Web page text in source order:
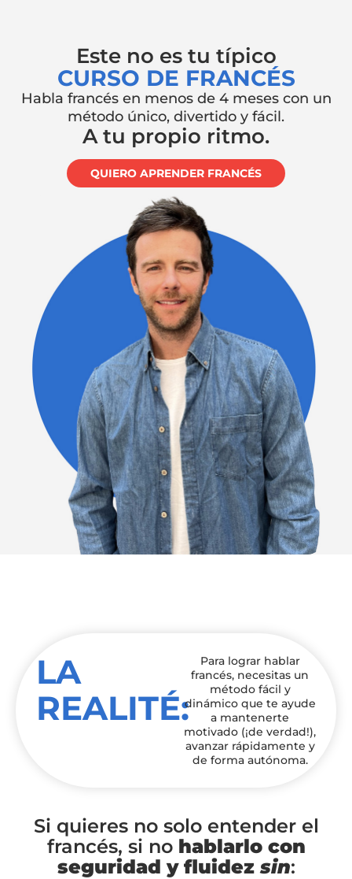
Este no es tu típico
CURSO DE FRANCÉS
Habla francés en menos de 4 meses con un
método único, divertido y fácil.
A tu propio ritmo.
QUIERO APRENDER FRANCÉS
LA
REALITÉ:
Para lograr hablar
francés, necesitas un
método fácil y
dinámico que te ayude
a mantenerte
motivado (¡de verdad!),
avanzar rápidamente y
de forma autónoma.
Si quieres no solo entender el
francés, si no hablarlo con
seguridad y fluidezsin: